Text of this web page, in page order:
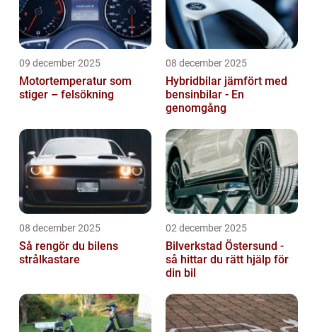
09 december 2025
Motortemperatur som
stiger – felsökning
08 december 2025
Hybridbilar jämfört med
bensinbilar - En
genomgång
08 december 2025
Så rengör du bilens
strålkastare
02 december 2025
Bilverkstad Östersund -
så hittar du rätt hjälp för
din bil